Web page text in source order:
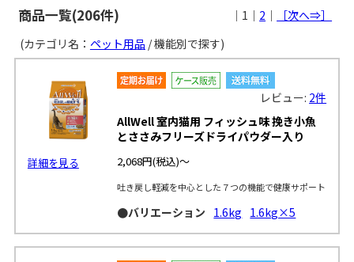
商品一覧(206件) ｜1｜ 2 ｜
［次へ⇒］
(カテゴリ名： ペット用品 / 機能別で探す)
詳細を見る
レビュー: 2件
AllWell 室内猫用 フィッシュ味 挽き小魚
とささみフリーズドライパウダー入り
2,068円(税込)～
吐き戻し軽減を中心とした７つの機能で健康サポート
●バリエーション 1.6kg 1.6kg×5